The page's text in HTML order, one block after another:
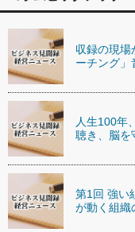
収録の現
ーチング」
人生100年
聴き、脳を
第1回 強い
が動く組織